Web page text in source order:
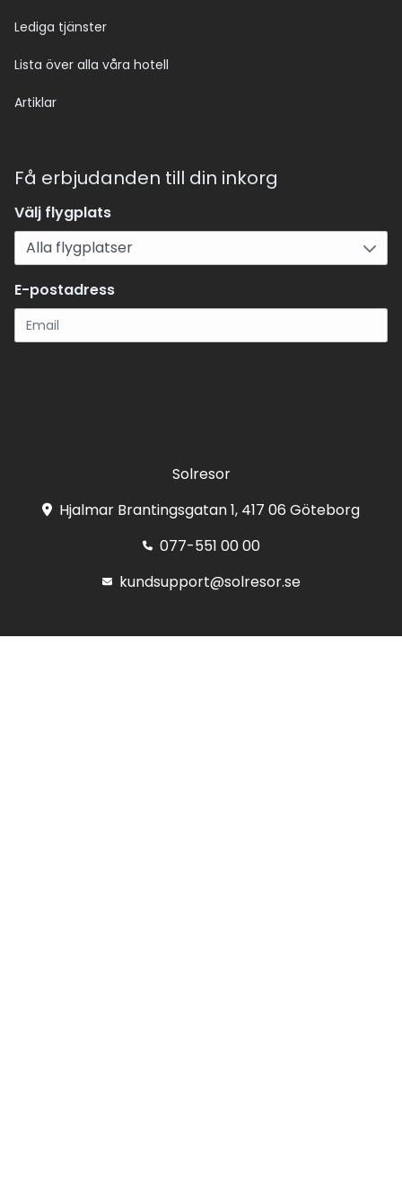
Lediga tjänster
Lista över alla våra hotell
Artiklar
Få erbjudanden till din inkorg
Välj flygplats
E-postadress
Solresor
Hjalmar Brantingsgatan 1, 417 06 Göteborg
077-551 00 00
kundsupport@solresor.se